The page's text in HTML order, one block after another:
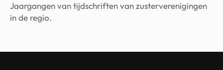
Jaargangen van tijdschriften van zusterverenigingen
in de regio.